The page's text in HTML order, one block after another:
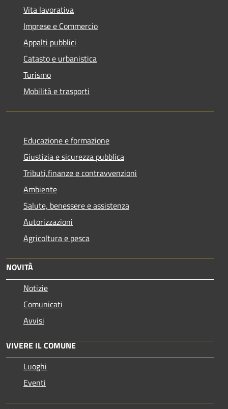
Vita lavorativa
Imprese e Commercio
Appalti pubblici
Catasto e urbanistica
Turismo
Mobilità e trasporti
Educazione e formazione
Giustizia e sicurezza pubblica
Tributi,finanze e contravvenzioni
Ambiente
Salute, benessere e assistenza
Autorizzazioni
Agricoltura e pesca
NOVITÀ
Notizie
Comunicati
Avvisi
VIVERE IL COMUNE
Luoghi
Eventi